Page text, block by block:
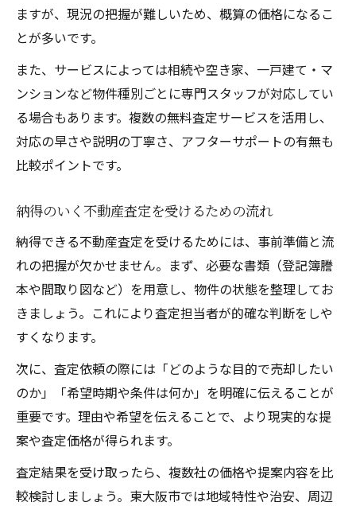
ますが、現況の把握が難しいため、概算の価格になるこ
とが多いです。
また、サービスによっては相続や空き家、一戸建て・マ
ンションなど物件種別ごとに専門スタッフが対応してい
る場合もあります。複数の無料査定サービスを活用し、
対応の早さや説明の丁寧さ、アフターサポートの有無も
比較ポイントです。
納得のいく不動産査定を受けるための流れ
納得できる不動産査定を受けるためには、事前準備と流
れの把握が欠かせません。まず、必要な書類（登記簿謄
本や間取り図など）を用意し、物件の状態を整理してお
きましょう。これにより査定担当者が的確な判断をしや
すくなります。
次に、査定依頼の際には「どのような目的で売却したい
のか」「希望時期や条件は何か」を明確に伝えることが
重要です。理由や希望を伝えることで、より現実的な提
案や査定価格が得られます。
査定結果を受け取ったら、複数社の価格や提案内容を比
較検討しましょう。東大阪市では地域特性や治安、周辺